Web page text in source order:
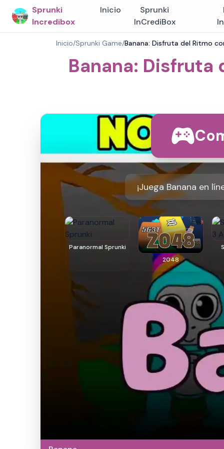
Sprunki
Incredibox
Inicio
Sprunki
InCrediBox
Inicio/Sprunki Game/Banana: Disfruta del Ritmo
Banana: Disfruta
¡Juega Banana en
Paranormal Sprunki
2048